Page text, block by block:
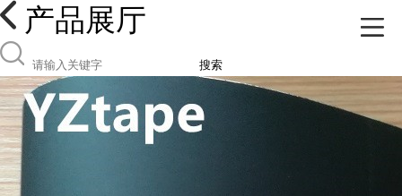
产品展厅
搜索